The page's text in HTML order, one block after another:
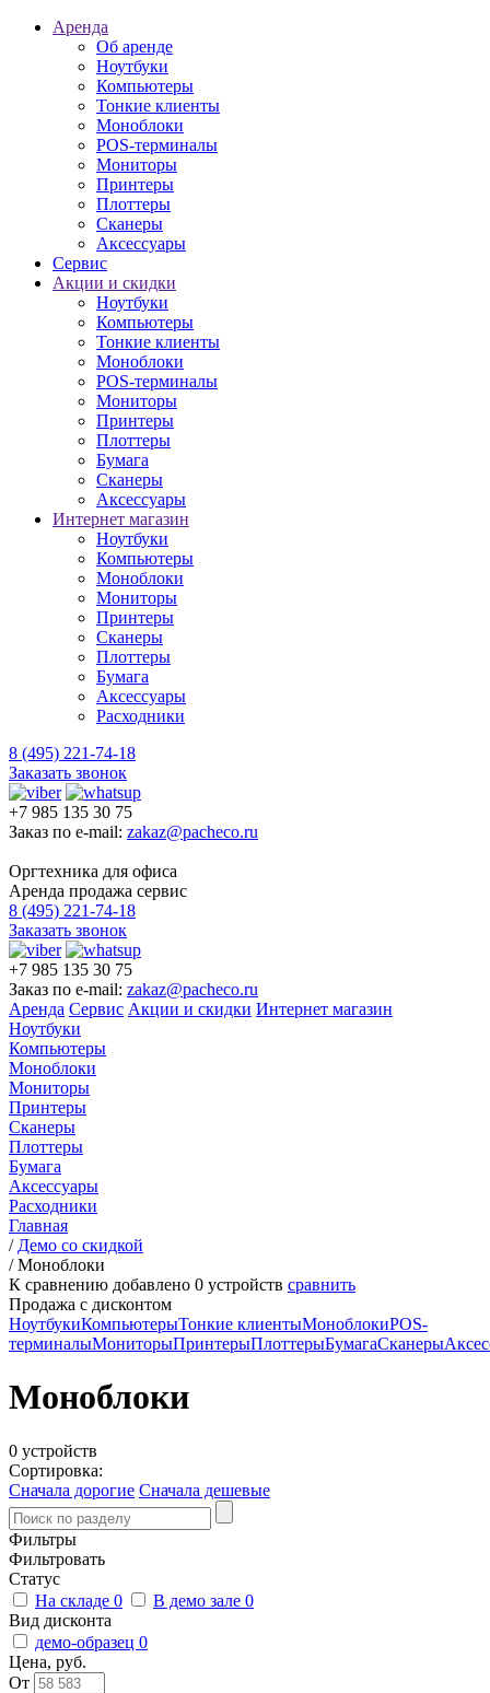
Аренда
Об аренде
Ноутбуки
Компьютеры
Тонкие клиенты
Моноблоки
POS-терминалы
Мониторы
Принтеры
Плоттеры
Сканеры
Аксессуары
Сервис
Акции и скидки
Ноутбуки
Компьютеры
Тонкие клиенты
Моноблоки
POS-терминалы
Мониторы
Принтеры
Плоттеры
Бумага
Сканеры
Аксессуары
Интернет магазин
Ноутбуки
Компьютеры
Моноблоки
Мониторы
Принтеры
Сканеры
Плоттеры
Бумага
Аксессуары
Расходники
8 (495) 221-74-18
Заказать звонок
+7 985 135 30 75
Заказ по e-mail: zakaz@pacheco.ru
Оргтехника для офиса
Аренда продажа сервис
8 (495) 221-74-18
Заказать звонок
+7 985 135 30 75
Заказ по e-mail: zakaz@pacheco.ru
Аренда Сервис Акции и скидки Интернет магазин
Ноутбуки
Компьютеры
Моноблоки
Мониторы
Принтеры
Сканеры
Плоттеры
Бумага
Аксессуары
Расходники
Главная
/ Демо со скидкой
/Моноблоки
К сравнению добавлено 0 устройств сравнить
Продажа с дисконтом
НоутбукиКомпьютерыТонкие клиентыМоноблокиPOS-
терминалыМониторыПринтерыПлоттерыБумагаСканеры
Моноблоки
0 устройств
Сортировка:
Сначала дорогие Сначала дешевые
Фильтры
Фильтровать
Статус
На складе 0 В демо зале 0
Вид дисконта
демо-образец 0
Цена, руб.
От